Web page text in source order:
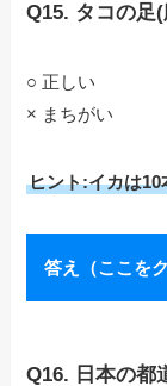
Q15. タコの足(
○ 正しい
× まちがい
ヒント:イカは10
答え（ここを
Q16. 日本の都